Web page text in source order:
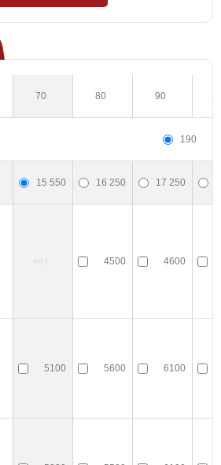
70 80 90
190
15 550 16 250 17 250
4500 4600
5100 5600 6100